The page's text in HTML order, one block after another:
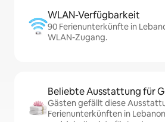
WLAN-Verfügbarkeit
90 Ferienunterkünfte in
WLAN-Zugang.
Beliebte Ausstattung für
Gästen gefällt diese
Ferienunterkünften in